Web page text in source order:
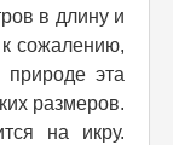
в длину и
сожалению,
эта
размеров.
на икру.